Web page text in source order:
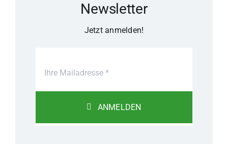
Newsletter
Jetzt anmelden!
ANMELDEN